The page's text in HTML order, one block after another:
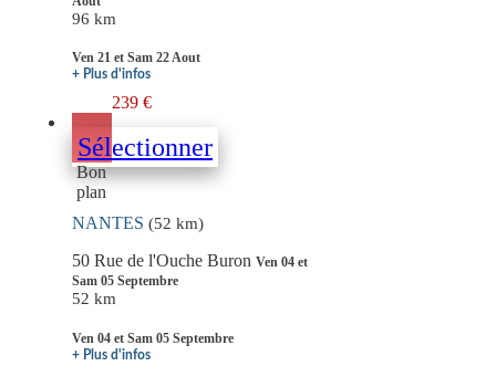
96 km
Ven 21 et Sam 22 Aout
+ Plus d'infos
239 €
Sélectionner
Bon
plan
NANTES (52 km)
50 Rue de l'Ouche Buron Ven 04 et
Sam 05 Septembre
52 km
Ven 04 et Sam 05 Septembre
+ Plus d'infos